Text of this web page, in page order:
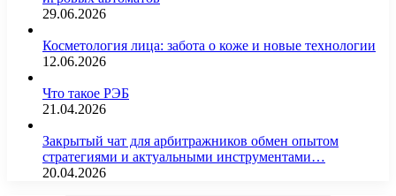
29.06.2026
Косметология лица: забота о коже и новые технологии
12.06.2026
Что такое РЭБ
21.04.2026
Закрытый чат для арбитражников обмен опытом
стратегиями и актуальными инструментами…
20.04.2026